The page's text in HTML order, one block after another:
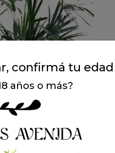
confirmá tu edad
años o más?